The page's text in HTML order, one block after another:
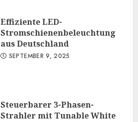
Effiziente LED-
Stromschienenbeleuchtung
aus Deutschland
SEPTEMBER 9, 2025
Steuerbarer 3-Phasen-
Strahler mit Tunable White